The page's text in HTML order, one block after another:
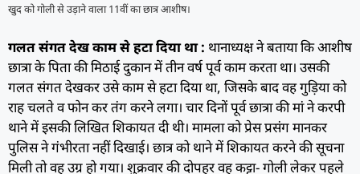
खुद को गोली से उड़ाने वाला 11वीं का छात्र आशीष।
गलत संगत देख काम से हटा दिया था : थानाध्यक्ष ने बताया कि आशीष
छात्रा के पिता की मिठाई दुकान में तीन वर्ष पूर्व काम करता था। उसकी
गलत संगत देखकर उसे काम से हटा दिया था, जिसके बाद वह गुड़िया को
राह चलते व फोन कर तंग करने लगा। चार दिनों पूर्व छात्रा की मां ने करपी
थाने में इसकी लिखित शिकायत दी थी। मामला को प्रेस प्रसंग मानकर
पुलिस ने गंभीरता नहीं दिखाई। छात्र को थाने में शिकायत करने की सूचना
मिली तो वह उग्र हो गया। शुक्रवार की दोपहर वह कट्टा- गोली लेकर पहले